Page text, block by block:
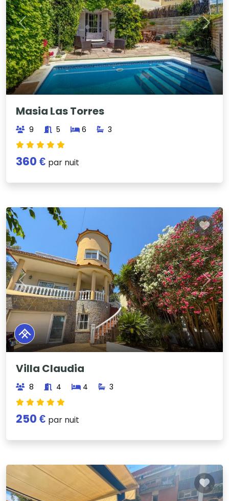
Previous Next
Masia Las Torres
9 5 6 3
360 € par nuit
Previous Next
Villa Claudia
8 4 4 3
250 € par nuit